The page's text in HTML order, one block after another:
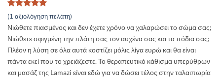
Βαθμολογήθηκε
με
5
από 5
με βάση
1
βαθμολογία
(1 αξιολόγηση πελάτη)
Νιώθετε πιασμένος και δεν έχετε χρόνο να χαλαρώσει το σώμα σας;
Νιώθετε σφιγμένη την πλάτη σας τον αυχένα σας και τα πόδια σας;
Πλέον η λύση σε όλα αυτά κοστίζει μόλις λίγα ευρώ και θα είναι
πάντα εκεί που το χρειάζεστε. Το θεραπευτικό κάθισμα υπερύθρων
και μασάζ της Lamazi είναι εδώ για να δώσει τέλος στην ταλαιπωρία